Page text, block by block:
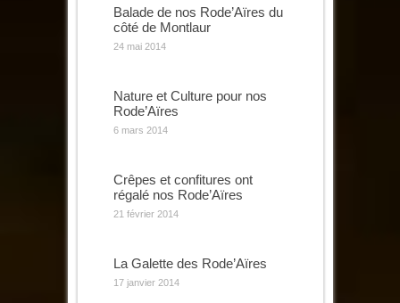
Balade de nos Rode’Aïres du
côté de Montlaur
24 mai 2014
Nature et Culture pour nos
Rode’Aïres
6 mars 2014
Crêpes et confitures ont
régalé nos Rode’Aïres
21 février 2014
La Galette des Rode’Aïres
17 janvier 2014